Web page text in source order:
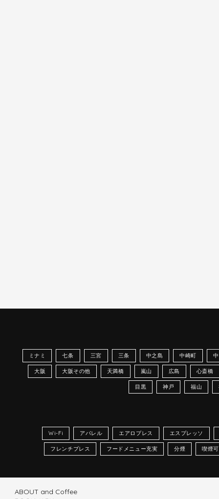
ミナミ 七条 三宮 三条 中之島 中崎町
大阪 大阪その他 天満橋 嵐山 広島 心斎橋
目黒 神戸 福山
Wi-Fi アパレル エアロプレス エスプレッソ
フレンチプレス フードメニュー充実 分煙 喫煙可
ABOUT and Coffee